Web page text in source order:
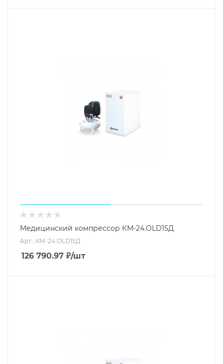
Медицинский компрессор КМ-24.OLD15Д
Арт.: КМ-24.OLD15Д
126 790.97 ₽/шт